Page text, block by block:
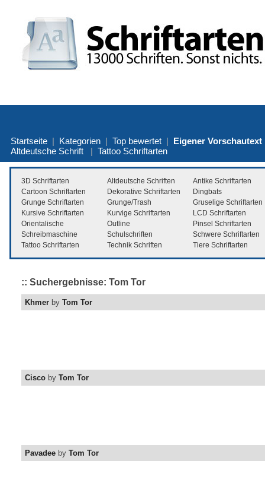
Startseite | Kategorien | Top bewertet | Eigener Vorschautext
Altdeutsche Schrift | Tattoo Schriftarten
3D Schriftarten Altdeutsche Schriften
Antike Schriftarten
Cartoon Schriftarten
Dekorative Schriftarten
Dingbats
Grunge Schriftarten
Grunge/Trash
Gruselige Schriftarten
Kursive Schriftarten
Kurvige Schriftarten
LCD Schriftarten
Orientalische
Outline
Pinsel Schriftarten
Schreibmaschine
Schulschriften
Schwere Schriftarten
Tattoo Schriftarten
Technik Schriften Tiere Schriftarten
:: Suchergebnisse: Tom Tor
Khmer by Tom Tor
Cisco by Tom Tor
Pavadee by Tom Tor